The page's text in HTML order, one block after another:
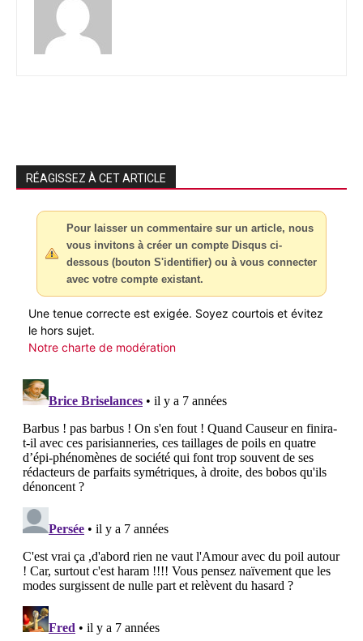
RÉAGISSEZ À CET ARTICLE
Pour laisser un commentaire sur un article, nous
vous invitons à créer un compte Disqus ci-
dessous (bouton S'identifier) ou à vous connecter
avec votre compte existant.
Une tenue correcte est exigée. Soyez courtois et évitez
le hors sujet.
Notre charte de modération